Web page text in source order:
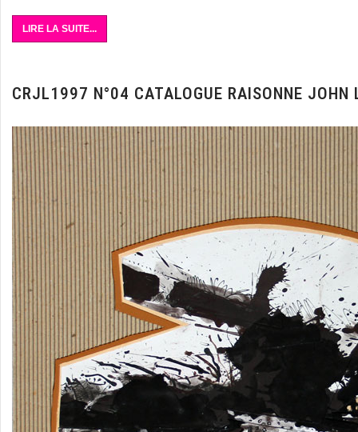
LIRE LA SUITE...
CRJL1997 N°04 CATALOGUE RAISONNE JOHN